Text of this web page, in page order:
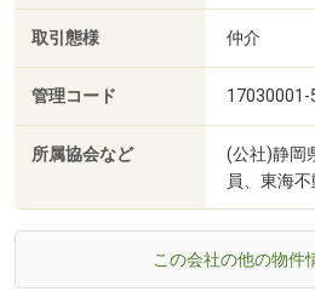
取引態様 仲介
管理コード 17030001-
所属協会など
(公社)静岡
員、東海
この会社の他の物件